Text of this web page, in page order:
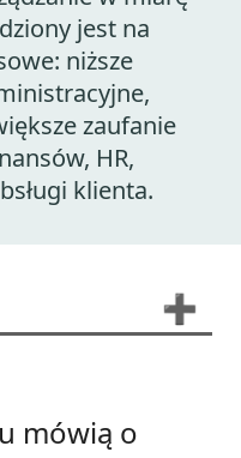
jest na
niższe
zaufanie
HR,
klienta.
➕
mówią o